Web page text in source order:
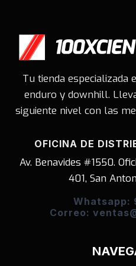
Tu tienda especializada
enduro y downhill.
siguiente nivel con las
OFICINA DE
Av. Benavides #1550.
401, San
Whatsapp:
Correo: